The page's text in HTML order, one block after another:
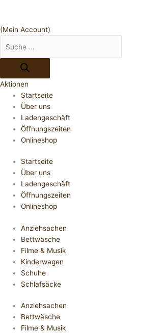
(Mein Account)
Aktionen
Startseite
Über uns
Ladengeschäft
Öffnungszeiten
Onlineshop
Startseite
Über uns
Ladengeschäft
Öffnungszeiten
Onlineshop
Anziehsachen
Bettwäsche
Filme & Musik
Kinderwagen
Schuhe
Schlafsäcke
Anziehsachen
Bettwäsche
Filme & Musik